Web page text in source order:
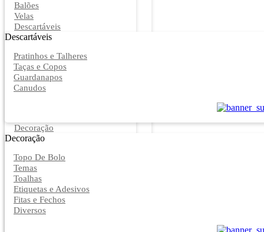
Balões
Velas
Descartáveis
Descartáveis
Pratinhos e Talheres
Taças e Copos
Guardanapos
Canudos
Decoração
Decoração
Topo De Bolo
Temas
Toalhas
Etiquetas e Adesivos
Fitas e Fechos
Diversos